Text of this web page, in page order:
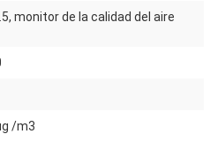
monitor de la calidad del aire
/m3